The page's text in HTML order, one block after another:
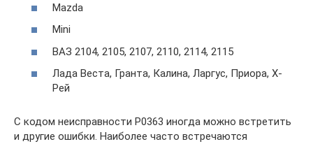
Mazda
Mini
ВАЗ 2104, 2105, 2107, 2110, 2114, 2115
Лада Веста, Гранта, Калина, Ларгус, Приора, Х-
Рей
С кодом неисправности Р0363 иногда можно встретить
и другие ошибки. Наиболее часто встречаются